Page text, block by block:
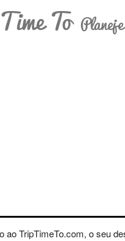
To
ao TripTimeTo.com, o seu